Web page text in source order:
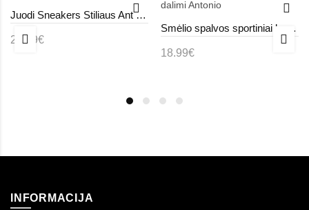
Juodi Sneakers Stiliaus Ant Balto Pado Anaunia
23.99€
Smėlio spalvos sportiniai bateliai su elastinga viršutine dalimi Antonio
18.99€
INFORMACIJA